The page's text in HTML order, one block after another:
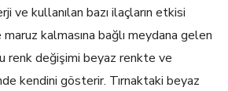
ve kullanılan bazı ilaçların etkisi
kalmasına bağlı meydana gelen
renk değişimi beyaz renkte ve
kendini gösterir. Tırnaktaki beyaz